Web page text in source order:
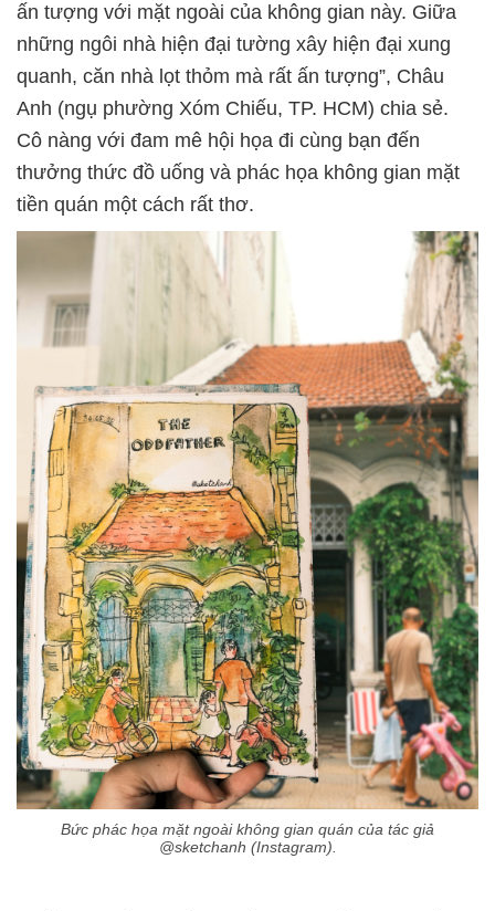
ấn tượng với mặt ngoài của không gian này. Giữa
những ngôi nhà hiện đại tường xây hiện đại xung
quanh, căn nhà lọt thỏm mà rất ấn tượng”, Châu
Anh (ngụ phường Xóm Chiếu, TP. HCM) chia sẻ.
Cô nàng với đam mê hội họa đi cùng bạn đến
thưởng thức đồ uống và phác họa không gian mặt
tiền quán một cách rất thơ.
Bức phác họa mặt ngoài không gian quán của tác giả
@sketchanh (Instagram).